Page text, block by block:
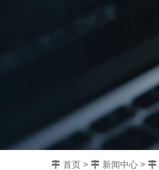
首页 > 新闻中心 >